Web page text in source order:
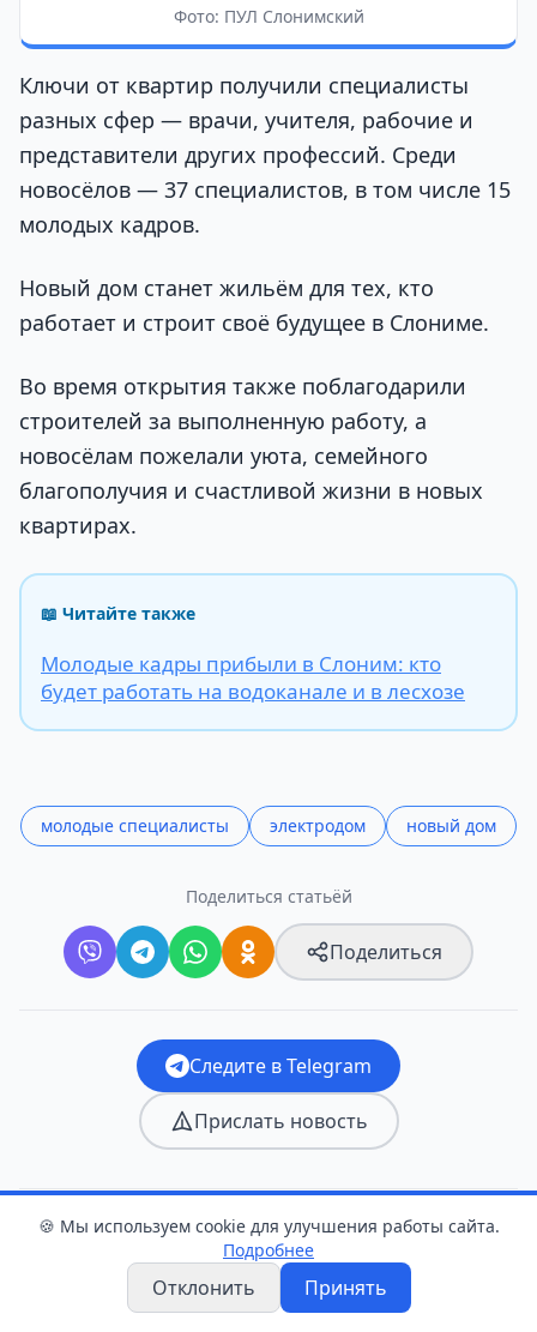
Фото: ПУЛ Слонимский
Ключи от квартир получили специалисты
разных сфер — врачи, учителя, рабочие и
представители других профессий. Среди
новосёлов — 37 специалистов, в том числе 15
молодых кадров.
Новый дом станет жильём для тех, кто
работает и строит своё будущее в Слониме.
Во время открытия также поблагодарили
строителей за выполненную работу, а
новосёлам пожелали уюта, семейного
благополучия и счастливой жизни в новых
квартирах.
📖 Читайте также
Молодые кадры прибыли в Слоним: кто
будет работать на водоканале и в лесхозе
молодые специалисты электродом новый дом
Поделиться статьёй
Поделиться
Следите в Telegram
Прислать новость
Оцените статью
❤️ 😂 😮 😢
🍪 Мы используем cookie для улучшения работы сайта.
Подробнее
Отклонить Принять